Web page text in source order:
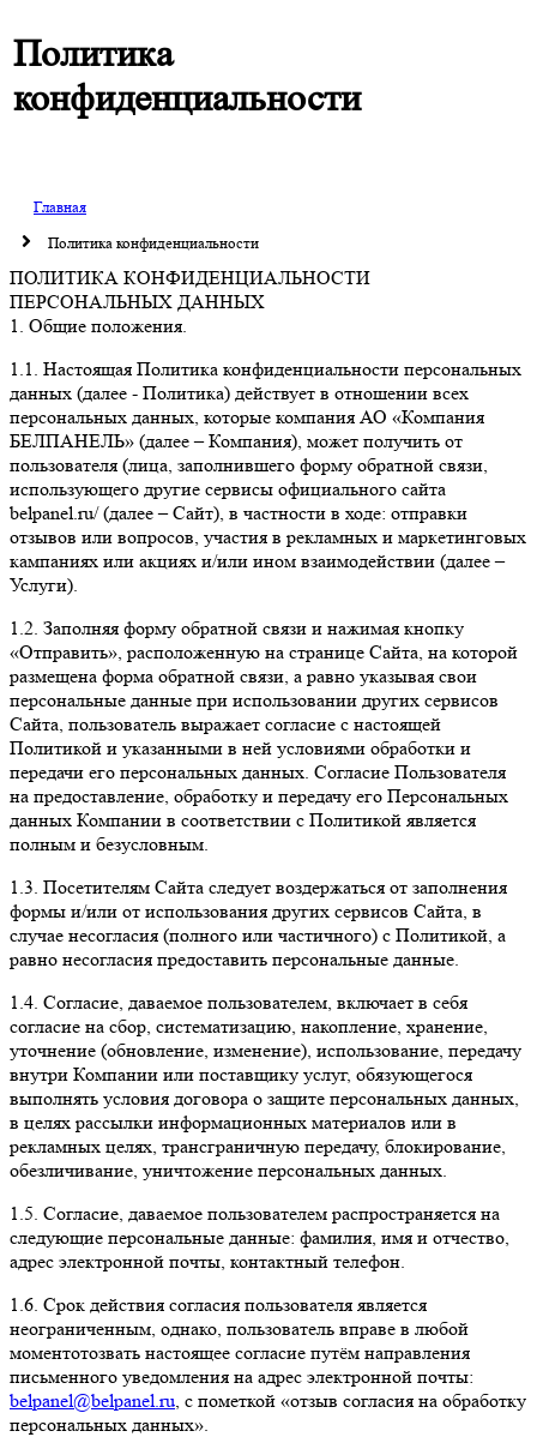
Политика
конфиденциальности
Главная
Политика конфиденциальности
ПОЛИТИКА КОНФИДЕНЦИАЛЬНОСТИ
ПЕРСОНАЛЬНЫХ ДАННЫХ
1. Общие положения.
1.1. Настоящая Политика конфиденциальности персональных
данных (далее - Политика) действует в отношении всех
персональных данных, которые компания АО «Компания
БЕЛПАНЕЛЬ» (далее – Компания), может получить от
пользователя (лица, заполнившего форму обратной связи,
использующего другие сервисы официального сайта
belpanel.ru/ (далее – Сайт), в частности в ходе: отправки
отзывов или вопросов, участия в рекламных и маркетинговых
кампаниях или акциях и/или ином взаимодействии (далее –
Услуги).
1.2. Заполняя форму обратной связи и нажимая кнопку
«Отправить», расположенную на странице Сайта, на которой
размещена форма обратной связи, а равно указывая свои
персональные данные при использовании других сервисов
Сайта, пользователь выражает согласие с настоящей
Политикой и указанными в ней условиями обработки и
передачи его персональных данных. Согласие Пользователя
на предоставление, обработку и передачу его Персональных
данных Компании в соответствии с Политикой является
полным и безусловным.
1.3. Посетителям Сайта следует воздержаться от заполнения
формы и/или от использования других сервисов Сайта, в
случае несогласия (полного или частичного) с Политикой, а
равно несогласия предоставить персональные данные.
1.4. Согласие, даваемое пользователем, включает в себя
согласие на сбор, систематизацию, накопление, хранение,
уточнение (обновление, изменение), использование, передачу
внутри Компании или поставщику услуг, обязующегося
выполнять условия договора о защите персональных данных,
в целях рассылки информационных материалов или в
рекламных целях, трансграничную передачу, блокирование,
обезличивание, уничтожение персональных данных.
1.5. Согласие, даваемое пользователем распространяется на
следующие персональные данные: фамилия, имя и отчество,
адрес электронной почты, контактный телефон.
1.6. Срок действия согласия пользователя является
неограниченным, однако, пользователь вправе в любой
моментотозвать настоящее согласие путём направления
письменного уведомления на адрес электронной почты:
belpanel@belpanel.ru, с пометкой «отзыв согласия на обработку
персональных данных».